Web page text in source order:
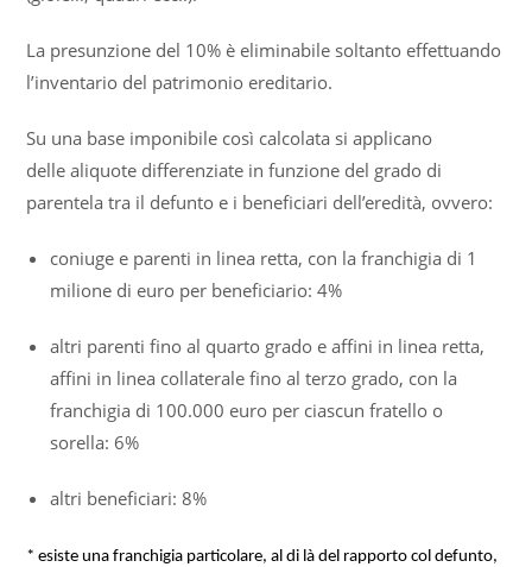
La presunzione del 10% è eliminabile soltanto effettuando
l’inventario del patrimonio ereditario.
Su una base imponibile così calcolata si applicano
delle aliquote differenziate in funzione del grado di
parentela tra il defunto e i beneficiari dell’eredità, ovvero:
coniuge e parenti in linea retta, con la franchigia di 1
milione di euro per beneficiario: 4%
altri parenti fino al quarto grado e affini in linea retta,
affini in linea collaterale fino al terzo grado, con la
franchigia di 100.000 euro per ciascun fratello o
sorella: 6%
altri beneficiari: 8%
* esiste una franchigia particolare, al di là del rapporto col defunto,